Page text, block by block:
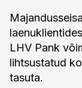
LHV Pank
lihtsustatud
tasuta.